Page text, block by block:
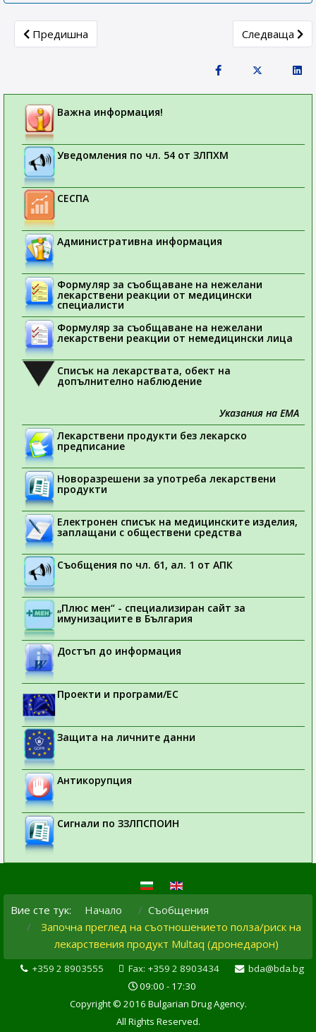
Previous article: Уважаеми заявители,
Предишна Next article:
Следваща
Важна информация!
Уведомления по чл. 54 от ЗЛПХМ
СЕСПА
Административна информация
Формуляр за съобщаване на нежелани
лекарствени реакции от медицински
специалисти
Формуляр за съобщаване на нежелани
лекарствени реакции от немедицински лица
Списък на лекарствата, обект на
допълнително наблюдение
Указания на ЕМА
Лекарствени продукти без лекарско
предписание
Новоразрешени за употреба лекарствени
продукти
Електронен списък на медицинските изделия,
заплащани с обществени средства
Съобщения по чл. 61, ал. 1 от АПК
„Плюс мен“ - специализиран сайт за
имунизациите в България
Достъп до информация
Проекти и програми/ЕС
Защита на личните данни
Антикорупция
Сигнали по ЗЗЛПСПОИН
Вие сте тук: Начало
Съобщения
Започна преглед на съотношението полза/риск на
лекарствения продукт Multaq (дронедарон)
+359 2 8903555 Fax: +359 2 8903434
bda@bda.bg
09:00 - 17:30
Copyright © 2016 Bulgarian Drug Agency.
All Rights Reserved.